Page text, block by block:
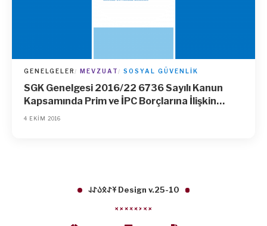
GENELGELER MEVZUAT SOSYAL GÜVENLIK
SGK Genelgesi 2016/22 6736 Sayılı Kanun
Kapsamında Prim ve İPC Borçlarına İlişkin
Kapsamın Genişletilmesi
4 EKIM 2016
𐱁𐰀𐰋𐰉𐰀𐰞 Design v.25-10